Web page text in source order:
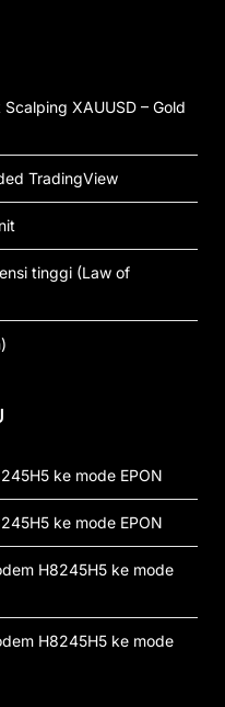
XAUUSD – Gold
TradingView
tinggi (Law of
ke mode EPON
ke mode EPON
H8245H5 ke mode
H8245H5 ke mode